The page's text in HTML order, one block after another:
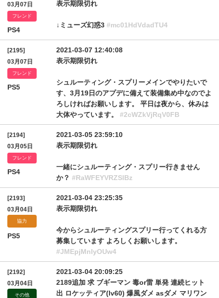
03月07日
フレンド
PS4
表示期限切れ
↓ミューズ幻惑3 #mc01HdVdadTU4
[2195]
03月07日
フレンド
PS5
2021-03-07 12:40:08
表示期限切れ
シュルーティング・スプリーメインでやりたいで
す、3月19日のアプデに備えて装備集め中なのでよ
ろしければお願いします。 平日は夜から、休みは
大体やっています。 #2cWZkVjRqV0FB
[2194]
03月05日
フレンド
PS4
2021-03-05 23:59:10
表示期限切れ
一緒にシュルーティング・スプリー行きません
か？ #RaWFEYVRZSlBz
[2193]
03月04日
協力
PS5
2021-03-04 23:25:35
表示期限切れ
今からシュルーティングスプリー行ってくれる方
募集しています よろしくお願いします。
#JMEpjMnlyOUw4
[2192]
03月04日
その他
2021-03-04 20:09:25
2189追加 求 ブギーマン 毒or雷 単発 連続ヒット
出 ロケッティア(lv60) 爆風ダメ asダメ マリワン